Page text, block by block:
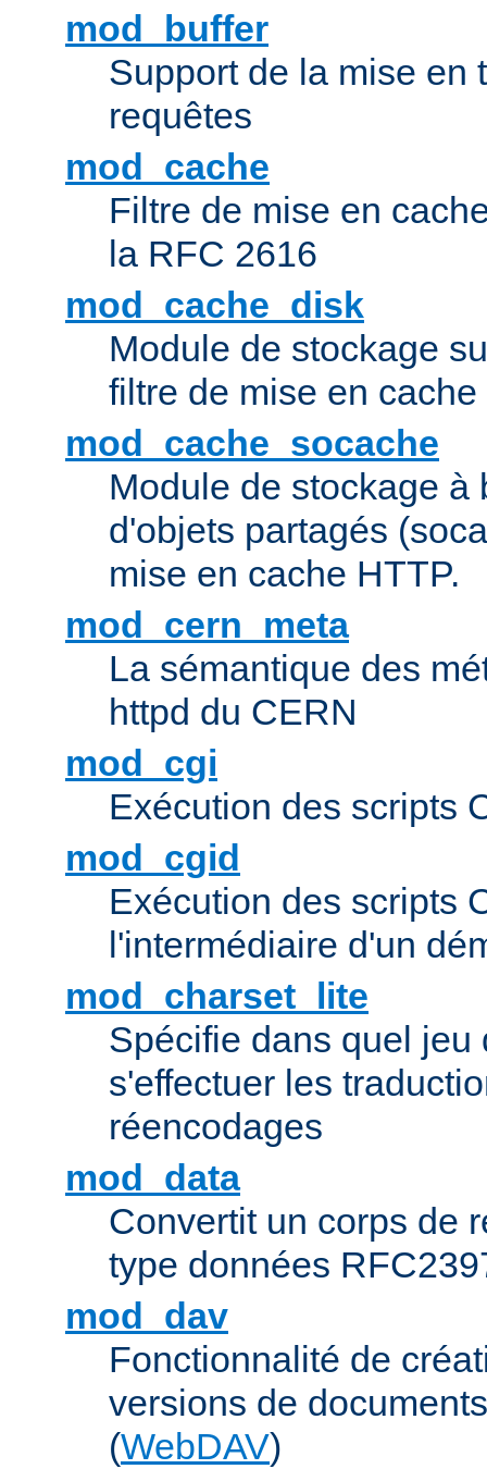
mod_buffer
Support de la mise en
requêtes
mod_cache
Filtre de mise en
la RFC 2616
mod_cache_disk
Module de stockage
filtre de mise en cache
mod_cache_socache
Module de stockage à
d'objets partagés
mise en cache HTTP.
mod_cern_meta
La sémantique des
httpd du CERN
mod_cgi
Exécution des scripts
mod_cgid
Exécution des scripts
l'intermédiaire d'un
mod_charset_lite
Spécifie dans quel jeu
s'effectuer les
réencodages
mod_data
Convertit un corps de
type données
mod_dav
Fonctionnalité de
versions de
(WebDAV)